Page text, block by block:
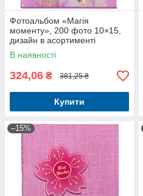
Фотоальбом «Магія
моменту», 200 фото 10×15,
дизайн в асортименті
В наявності
324,06 ₴ 381,25 ₴
Купити
–15%